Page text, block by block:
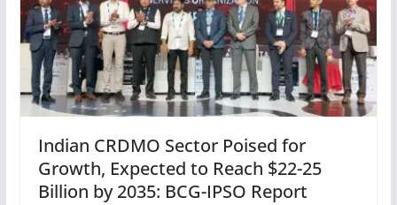
Indian CRDMO Sector Poised for
Growth, Expected to Reach $22-25
Billion by 2035: BCG-IPSO Report